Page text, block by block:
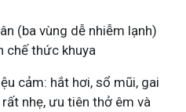
(ba vùng dễ nhiễm lạnh)
chế thức khuya
cảm: hắt hơi, sổ mũi, gai
nhẹ, ưu tiên thở êm và